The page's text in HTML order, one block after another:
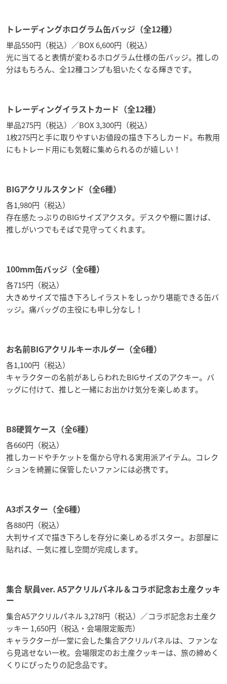
トレーディングホログラム缶バッジ（全12種）
単品550円（税込）／BOX 6,600円（税込）
光に当てると表情が変わるホログラム仕様の缶バッジ。推しの
分はもちろん、全12種コンプも狙いたくなる輝きです。
トレーディングイラストカード（全12種）
単品275円（税込）／BOX 3,300円（税込）
1枚275円と手に取りやすいお値段の描き下ろしカード。布教用
にもトレード用にも気軽に集められるのが嬉しい！
BIGアクリルスタンド（全6種）
各1,980円（税込）
存在感たっぷりのBIGサイズアクスタ。デスクや棚に置けば、
推しがいつでもそばで見守ってくれます。
100mm缶バッジ（全6種）
各715円（税込）
大きめサイズで描き下ろしイラストをしっかり堪能できる缶バ
ッジ。痛バッグの主役にも申し分なし！
お名前BIGアクリルキーホルダー（全6種）
各1,100円（税込）
キャラクターの名前があしらわれたBIGサイズのアクキー。バ
ッグに付けて、推しと一緒にお出かけ気分を楽しめます。
B8硬質ケース（全6種）
各660円（税込）
推しカードやチケットを傷から守れる実用派アイテム。コレク
ションを綺麗に保管したいファンには必携です。
A3ポスター（全6種）
各880円（税込）
大判サイズで描き下ろしを存分に楽しめるポスター。お部屋に
貼れば、一気に推し空間が完成します。
集合 駅員ver. A5アクリルパネル＆コラボ記念お土産クッキ
ー
集合A5アクリルパネル 3,278円（税込）／コラボ記念お土産ク
ッキー 1,650円（税込・会場限定販売）
キャラクターが一堂に会した集合アクリルパネルは、ファンな
ら見逃せない一枚。会場限定のお土産クッキーは、旅の締めく
くりにぴったりの記念品です。